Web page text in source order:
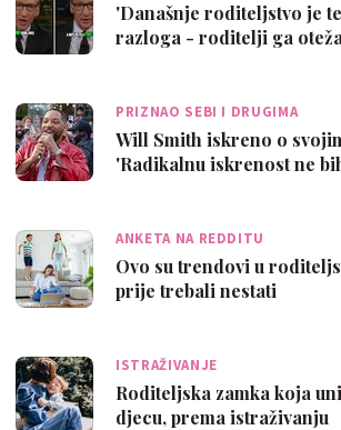
'Današnje roditeljstvo je
razloga - roditelji ga
PRIZNAO SEBI I DRUGIMA
Will Smith iskreno o
'Radikalnu iskrenost ne
ANKETA NA REDDITU
Ovo su trendovi u
prije trebali nestati
ISTRAŽIVANJE
Roditeljska zamka koja
djecu, prema istraživanju